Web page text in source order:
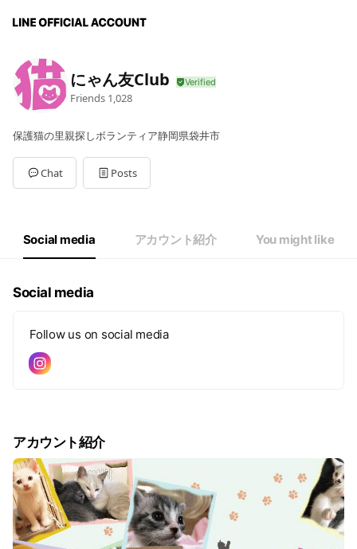
にゃん友Club
Friends 1,028
保護猫の里親探しボランティア静岡県袋井市
Chat Posts
Social media アカウント紹介 You might like
Social media
Follow us on social media
アカウント紹介